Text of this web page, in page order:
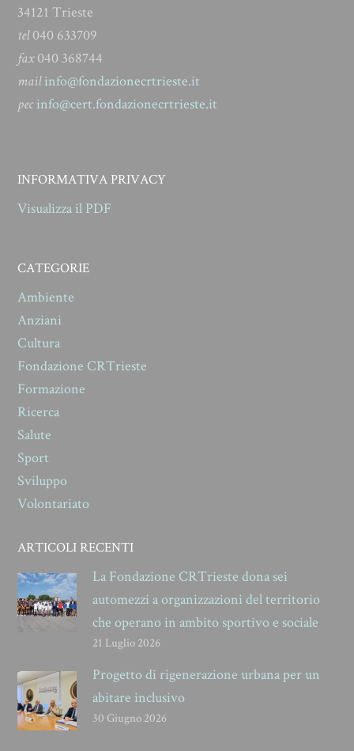
34121 Trieste
tel040 633709
fax040 368744
mailinfo@fondazionecrtrieste.it
pecinfo@cert.fondazionecrtrieste.it
INFORMATIVA PRIVACY
Visualizza il PDF
CATEGORIE
Ambiente
Anziani
Cultura
Fondazione CRTrieste
Formazione
Ricerca
Salute
Sport
Sviluppo
Volontariato
ARTICOLI RECENTI
La Fondazione CRTrieste dona sei
automezzi a organizzazioni del territorio
che operano in ambito sportivo e sociale
21 Luglio 2026
Progetto di rigenerazione urbana per un
abitare inclusivo
30 Giugno 2026